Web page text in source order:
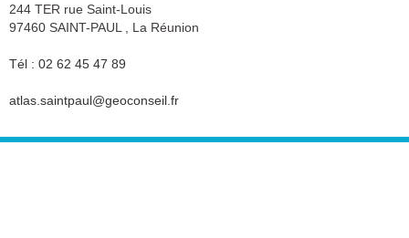
244 TER rue Saint-Louis
97460 SAINT-PAUL , La Réunion
Tél : 02 62 45 47 89
atlas.saintpaul@geoconseil.fr